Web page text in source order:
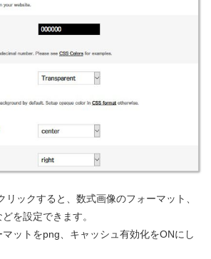
ックすると、数式画像のフォーマット、
を設定できます。
ットをpng、キャッシュ有効化をONにし